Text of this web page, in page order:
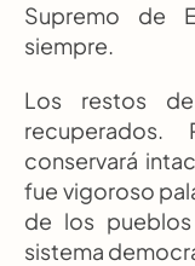
Supremo de
siempre.
Los restos
conservará
fue vigoroso
de los
sistema